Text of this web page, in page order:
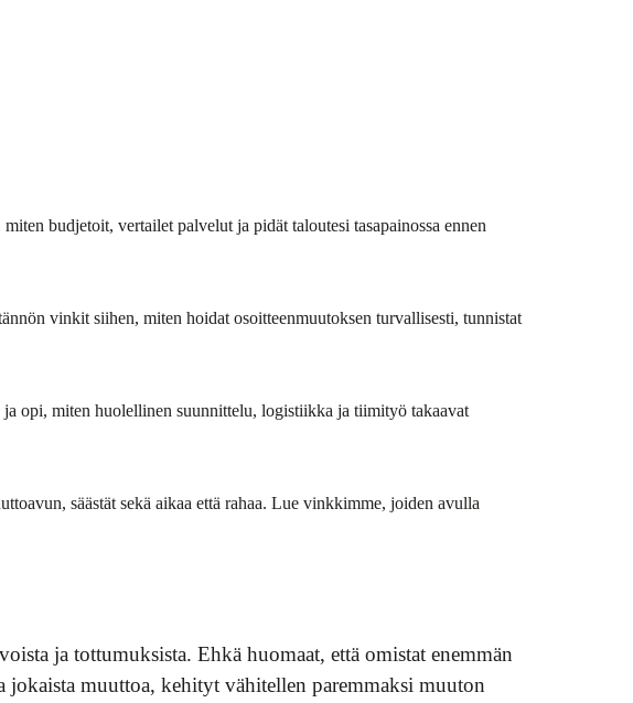
budjetoit, vertailet palvelut ja pidät taloutesi tasapainossa ennen
vinkit siihen, miten hoidat osoitteenmuutoksen turvallisesti, tunnistat
opi, miten huolellinen suunnittelu, logistiikka ja tiimityö takaavat
säästät sekä aikaa että rahaa. Lue vinkkimme, joiden avulla
ja tottumuksista. Ehkä huomaat, että omistat enemmän
muuttoa, kehityt vähitellen paremmaksi muuton